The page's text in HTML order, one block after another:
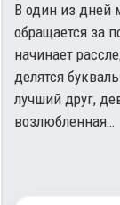
В один из дней
обращается за
начинает
делятся
лучший друг,
возлюбленная…